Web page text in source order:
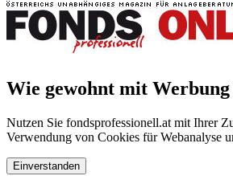
Wie gewohnt mit Werbung
Nutzen Sie fondsprofessionell.at mit Ihrer
Verwendung von Cookies für Webanalyse
Einverstanden